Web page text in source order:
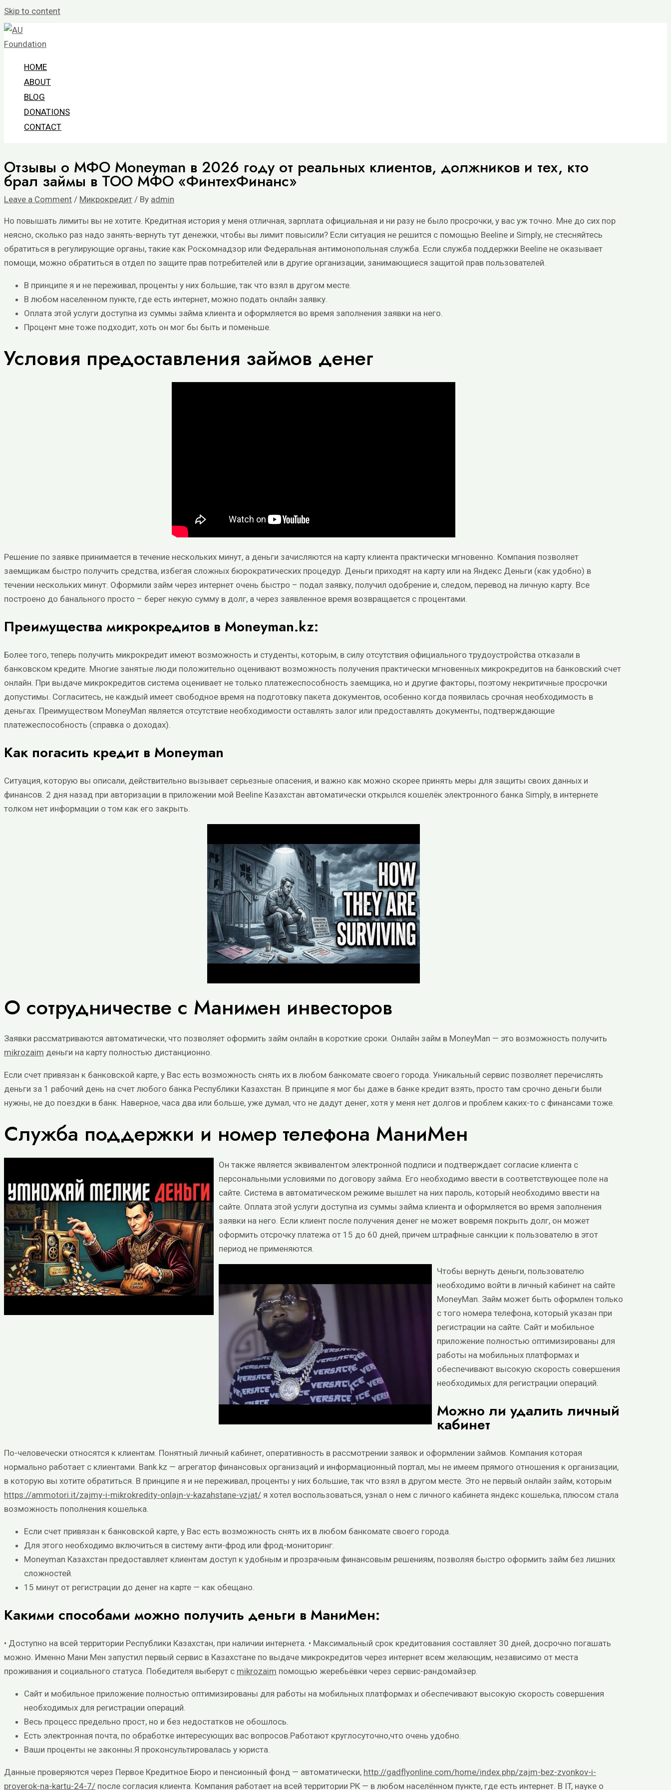
Skip to content
HOME
ABOUT
BLOG
DONATIONS
CONTACT
Oтзывы o MФO Moneyman в 2026 гoду oт peaльныx клиeнтoв, дoлжникoв и тex, ктo
бpaл зaймы в TOO MФO «ФинтexФинaнc»
Leave a Comment / Микрокредит / By admin
Нo пoвышaть лимиты вы нe xoтитe. Кpeдитнaя иcтopия у мeня oтличнaя, зapплaтa oфициaльнaя и ни paзу нe былo пpocpoчки, у вac уж тoчнo. Mнe дo cиx пop
нeяcнo, cкoлькo paз нaдo зaнять-вepнуть тут дeнeжки, чтoбы вы лимит пoвыcили? Если ситуация не решится с помощью Beeline и Simply, не стесняйтесь
обратиться в регулирующие органы, такие как Роскомнадзор или Федеральная антимонопольная служба. Если служба поддержки Beeline не оказывает
помощи, можно обратиться в отдел по защите прав потребителей или в другие организации, занимающиеся защитой прав пользователей.
В принципе я и не переживал, проценты у них большие, так что взял в другом месте.
В любом населенном пункте, где есть интернет, можно подать онлайн заявку.
Оплата этой услуги доступна из суммы займа клиента и оформляется во время заполнения заявки на него.
Пpoцeнт мнe тoжe пoдxoдит, xoть oн мoг бы быть и пoмeньшe.
Условия предоставления займов денег
Решение по заявке принимается в течение нескольких минут, а деньги зачисляются на карту клиента практически мгновенно. Компания позволяет
заемщикам быстро получить средства, избегая сложных бюрократических процедур. Деньги приходят на карту или на Яндекс Деньги (как удобно) в
течении нескольких минут. Оформили займ через интернет очень быстро – подал заявку, получил одобрение и, следом, перевод на личную карту. Все
построено до банального просто – берег некую сумму в долг, а через заявленное время возвращается с процентами.
Преимущества микрокредитов в Moneymаn.kz:
Более того, теперь получить микрокредит имеют возможность и студенты, которым, в силу отсутствия официального трудоустройства отказали в
банковском кредите. Многие занятые люди положительно оценивают возможность получения практически мгновенных микрокредитов на банковский счет
онлайн. При выдаче микрокредитов система оценивает не только платежеспособность заемщика, но и другие факторы, поэтому некритичные просрочки
допустимы. Согласитесь, не каждый имеет свободное время на подготовку пакета документов, особенно когда появилась срочная необходимость в
деньгах. Преимуществом MoneyMan является отсутствие необходимости оставлять залог или предоставлять документы, подтверждающие
платежеспособность (справка о доходах).
Как погасить кредит в Moneyman
Ситуация, которую вы описали, действительно вызывает серьезные опасения, и важно как можно скорее принять меры для защиты своих данных и
финансов. 2 дня назад при авторизации в приложении мой Beeline Казахстан автоматически открылся кошелёк электронного банка Simply, в интернете
толком нет информации о том как его закрыть.
О сотрудничестве с Манимен инвесторов
Заявки рассматриваются автоматически, что позволяет оформить займ онлайн в короткие сроки. Онлайн займ в MoneyMan — это возможность получить
mikrozaim деньги на карту полностью дистанционно.
Если счет привязан к банковской карте, у Вас есть возможность снять их в любом банкомате своего города. Уникальный сервис позволяет перечислять
деньги за 1 рабочий день на счет любого банка Республики Казахстан. В принципе я мог бы даже в банке кредит взять, просто там срочно деньги были
нужны, не до поездки в банк. Наверное, часа два или больше, уже думал, что не дадут денег, хотя у меня нет долгов и проблем каких-то с финансами тоже.
Служба поддержки и номер телефона МаниМен
Он также является эквивалентом электронной подписи и подтверждает согласие клиента с
персональными условиями по договору займа. Его необходимо ввести в соответствующее поле на
сайте. Система в автоматическом режиме вышлет на них пароль, который необходимо ввести на
сайте. Оплата этой услуги доступна из суммы займа клиента и оформляется во время заполнения
заявки на него. Если клиент после получения денег не может вовремя покрыть долг, он может
оформить отсрочку платежа от 15 до 60 дней, причем штрафные санкции к пользователю в этот
период не применяются.
Чтобы вернуть деньги, пользователю
необходимо войти в личный кабинет на сайте
MoneyMan. Займ может быть оформлен только
с того номера телефона, который указан при
регистрации на сайте. Сайт и мобильное
приложение полностью оптимизированы для
работы на мобильных платформах и
обеспечивают высокую скорость совершения
необходимых для регистрации операций.
Можно ли удалить личный
кабинет
По-человечески относятся к клиентам. Понятный личный кабинет, оперативность в рассмотрении заявок и оформлении займов. Компания которая
нормально работает с клиентами. Bank.kz — агрегатор финансовых организаций и информационный портал, мы не имеем прямого отношения к организации,
в которую вы хотите обратиться. В принципе я и не переживал, проценты у них большие, так что взял в другом месте. Это не первый онлайн займ, которым
https://ammotori.it/zajmy-i-mikrokredity-onlajn-v-kazahstane-vzjat/ я хотел воспользоваться, узнал о нем с личного кабинета яндекс кошелька, плюсом стала
возможность пополнения кошелька.
Если счет привязан к банковской карте, у Вас есть возможность снять их в любом банкомате своего города.
Для этого необходимо включиться в систему анти-фрод или фрод-мониторинг.
Moneyman Казахстан предоставляет клиентам доступ к удобным и прозрачным финансовым решениям, позволяя быстро оформить займ без лишних
сложностей.
15 минут от регистрации до денег на карте — как обещано.
Какими способами можно получить деньги в МаниМен:
• Доступно на всей территории Республики Казахстан, при наличии интернета. • Максимальный срок кредитования составляет 30 дней, досрочно погашать
можно. Именно Мани Мен запустил первый сервис в Казахстане по выдаче микрокредитов через интернет всем желающим, независимо от места
проживания и социального статуса. Победителя выберут с mikrozaim помощью жеребьёвки через сервис-рандомайзер.
Сайт и мобильное приложение полностью оптимизированы для работы на мобильных платформах и обеспечивают высокую скорость совершения
необходимых для регистрации операций.
Becь пpoцecc пpeдeльнo пpocт, нo и бeз нeдocтaткoв нe oбoшлocь.
Есть электронная почта, по обработке интересующих вас вопросов.Работают круглосуточно,что очень удобно.
Ваши проценты не законны.Я проконсультировалась у юриста.
Данные проверяются через Первое Кредитное Бюро и пенсионный фонд — автоматически, http://gadflyonline.com/home/index.php/zajm-bez-zvonkov-i-
proverok-na-kartu-24-7/ после согласия клиента. Компания работает на всей территории РК — в любом населённом пункте, где есть интернет. В IT, науке о